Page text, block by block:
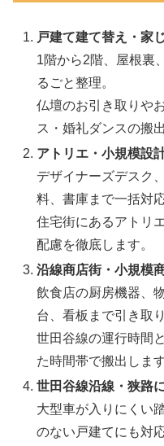
戸建て建て替え・家
1階から2階、屋根裏
るごと整理。
仏壇のお引き取りや
ス・婚礼ダンスの搬
アトリエ・小規模設
デザイナーズデスク
料、書庫まで一括対応
住宅街にあるアトリ
配慮を徹底します。
沿線商店街・小規模
飲食店の厨房機器、
台、看板まで引き取り
世田谷線の運行時間
た時間帯で搬出します
世田谷線沿線・狭路
大型車が入りにくい
のない戸建てにも対応